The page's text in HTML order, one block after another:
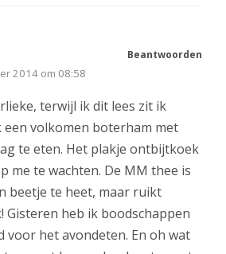
2014 om 08:58
terwijl ik dit lees zit ik
een volkomen boterham met
te eten. Het plakje ontbijtkoek
me te wachten. De MM thee is
beetje te heet, maar ruikt
Gisteren heb ik boodschappen
voor het avondeten. En oh wat
Beantwoorden